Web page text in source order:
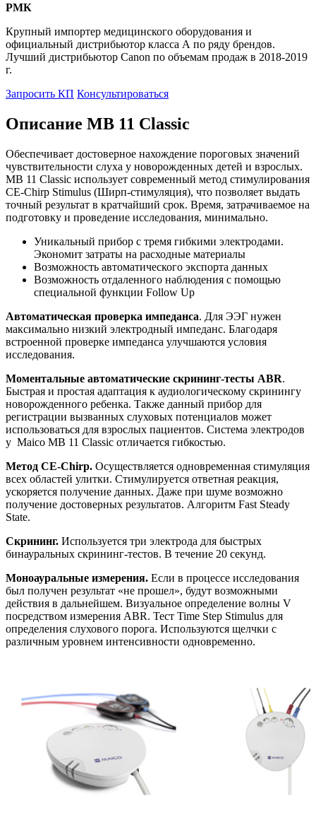
РМК
Крупный импортер медицинского оборудования и
официальный дистрибьютор класса А по ряду брендов.
Лучший дистрибьютор Canon по объемам продаж в 2018-2019
г.
Запросить КП Консультироваться
Описание MB 11 Classic
Обеспечивает достоверное нахождение пороговых значений
чувствительности слуха у новорожденных детей и взрослых.
MB 11 Classic использует современный метод стимулирования
CE-Chirp Stimulus (Ширп-стимуляция), что позволяет выдать
точный результат в кратчайший срок. Время, затрачиваемое на
подготовку и проведение исследования, минимально.
Уникальный прибор с тремя гибкими электродами.
Экономит затраты на расходные материалы
Возможность автоматического экспорта данных
Возможность отдаленного наблюдения с помощью
специальной функции Follow Up
Автоматическая проверка импеданса. Для ЭЭГ нужен
максимально низкий электродный импеданс. Благодаря
встроенной проверке импеданса улучшаются условия
исследования.
Моментальные автоматические скрининг-тесты ABR.
Быстрая и простая адаптация к аудиологическому скринингу
новорожденного ребенка. Также данный прибор для
регистрации вызванных слуховых потенциалов может
использоваться для взрослых пациентов. Система электродов
у Maico MB 11 Сlassic отличается гибкостью.
Метод CE-Chirp. Осуществляется одновременная стимуляция
всех областей улитки. Стимулируется ответная реакция,
ускоряется получение данных. Даже при шуме возможно
получение достоверных результатов. Алгоритм Fast Steady
State.
Скрининг. Используется три электрода для быстрых
бинауральных скрининг-тестов. В течение 20 секунд.
Моноауральные измерения. Если в процессе исследования
был получен результат «не прошел», будут возможными
действия в дальнейшем. Визуальное определение волны V
посредством измерения ABR. Тест Time Step Stimulus для
определения слухового порога. Используются щелчки с
различным уровнем интенсивности одновременно.